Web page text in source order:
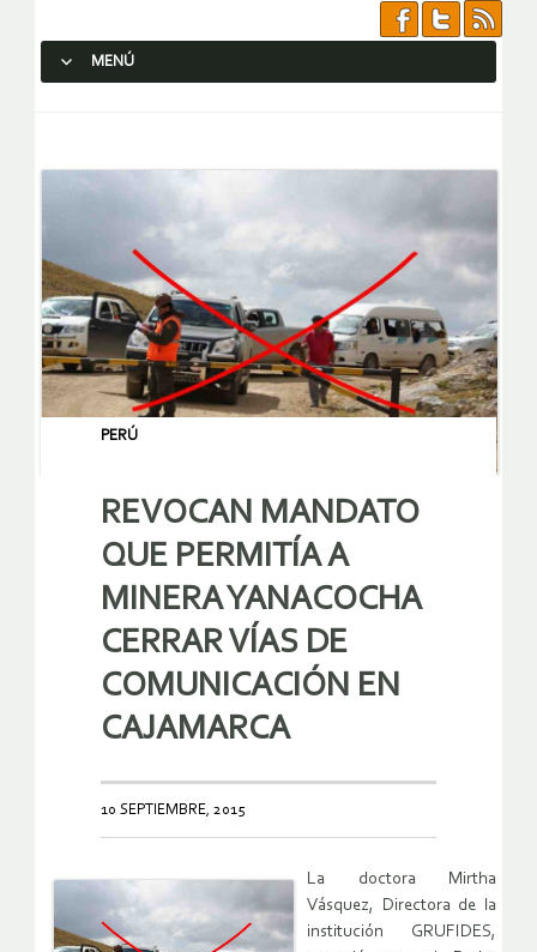
MENÚ
PERÚ
REVOCAN MANDATO
QUE PERMITÍA A
MINERA YANACOCHA
CERRAR VÍAS DE
COMUNICACIÓN EN
CAJAMARCA
10 SEPTIEMBRE, 2015
La doctora Mirtha
Vásquez, Directora de la
institución GRUFIDES,